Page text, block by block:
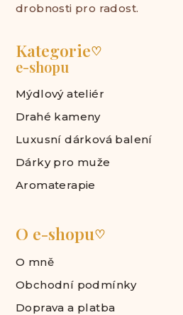
drobnosti pro radost.
Kategorie♡
e-shopu
Mýdlový ateliér
Drahé kameny
Luxusní dárková balení
Dárky pro muže
Aromaterapie
O e-shopu♡
O mně
Obchodní podmínky
Doprava a platba